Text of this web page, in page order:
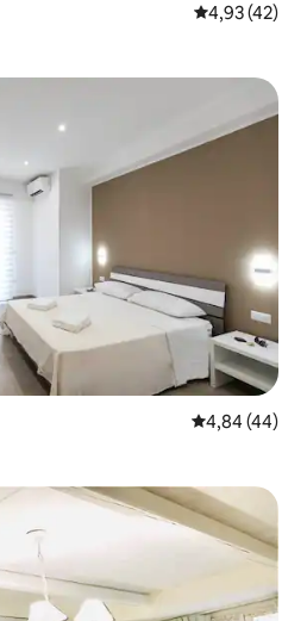
Średnia
4,93 (42)
Średnia
4,84 (44)